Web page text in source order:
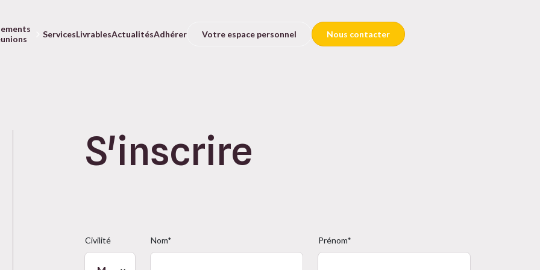
ServicesLivrablesActualitésAdhérer Votre espace personnel Nous contacter
S'inscrire
Civilité Nom* Prénom*